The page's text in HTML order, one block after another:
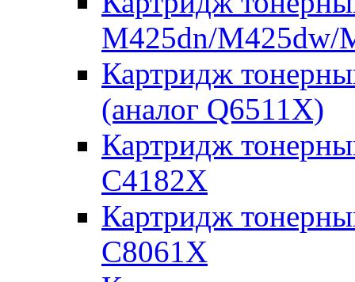
M425dn/M425dw/
Картридж
(аналог Q6511X)
Картридж
C4182X
Картридж
C8061X